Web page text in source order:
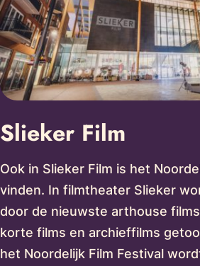
Slieker Film
Ook in Slieker Film is het
vinden. In filmtheater Slieker
door de nieuwste arthouse
korte films en archieffilms
het Noordelijk Film Festival